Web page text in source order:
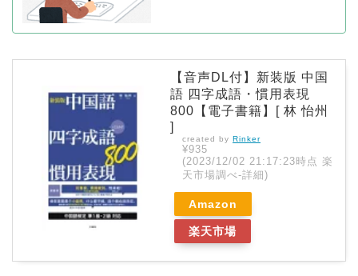
【音声DL付】新装版 中国
語 四字成語・慣用表現
800【電子書籍】[ 林 怡州
]
created by Rinker
¥935
(2023/12/02 21:17:23時点 楽
天市場調べ-詳細)
Amazon
楽天市場